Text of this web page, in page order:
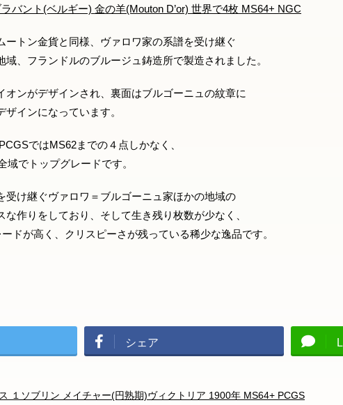
バント(ベルギー) 金の羊(Mouton D’or) 世界で4枚 MS64+ NGC
ートン金貨と同様、ヴァロワ家の系譜を受け継ぐ
、フランドルのブルージュ鋳造所で製造されました。
ンがデザインされ、裏面はブルゴーニュの紋章に
インになっています。
ではMS62までの４点しかなく、
でトップグレードです。
受け継ぐヴァロワ＝ブルゴーニュ家ほかの地域の
作りをしており、そして生き残り枚数が少なく、
ドが高く、クリスピーさが残っている稀少な逸品です。
シェア
１ソブリン メイチャー(円熟期)ヴィクトリア 1900年 MS64+ PCGS